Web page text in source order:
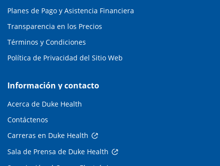
Planes de Pago y Asistencia Financiera
Transparencia en los Precios
Términos y Condiciones
Política de Privacidad del Sitio Web
Información y contacto
Acerca de Duke Health
Contáctenos
Carreras en Duke Health
Sala de Prensa de Duke Health